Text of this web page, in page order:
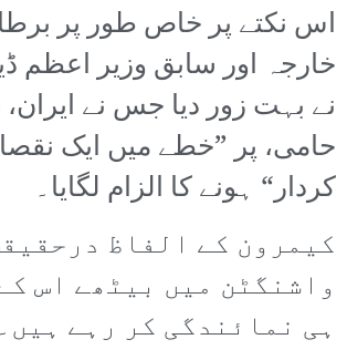
اس نکتے پر خاص طور پر
خارجہ اور سابق وزیر اعظم
نے بہت زور دیا جس نے
حامی، پر ”خطے میں ایک
کردار“ ہونے کا الزام لگایا۔
کیمرون کے الفاظ
واشنگٹن میں بیٹھے اس
ہی نمائندگی کر رہے ہیں۔